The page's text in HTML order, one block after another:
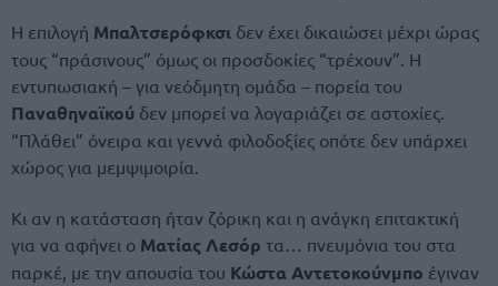
Η επιλογή Μπαλτσερόφκσι δεν έχει δικαιώσει μέχρι ώρας
τους “πράσινους” όμως οι προσδοκίες “τρέχουν”. Η
εντυπωσιακή – για νεόδμητη ομάδα – πορεία του
Παναθηναϊκού δεν μπορεί να λογαριάζει σε αστοχίες.
“Πλάθει” όνειρα και γεννά φιλοδοξίες οπότε δεν υπάρχει
χώρος για μεμψιμοιρία.
Κι αν η κατάσταση ήταν ζόρικη και η ανάγκη επιτακτική
για να αφήνει ο Ματίας Λεσόρ τα… πνευμόνια του στα
παρκέ, με την απουσία του Κώστα Αντετοκούνμπο έγιναν